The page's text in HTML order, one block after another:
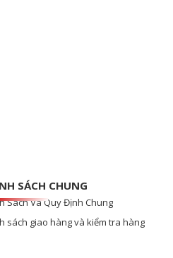
SÁCH CHUNG
Sách Và Quy Định Chung
sách giao hàng và kiểm tra hàng